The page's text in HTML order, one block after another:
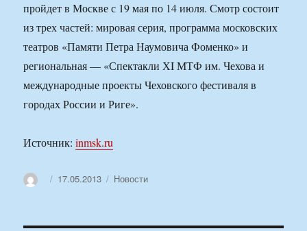
пройдет в Москве с 19 мая по 14 июля. Смотр состоит
из трех частей: мировая серия, программа московских
театров «Памяти Петра Наумовича Фоменко» и
региональная — «Спектакли ХI МТФ им. Чехова и
международные проекты Чеховского фестиваля в
городах России и Риге».
Источник:inmsk.ru
АвторОпубликовано
17.05.2013 Рубрики
Новости